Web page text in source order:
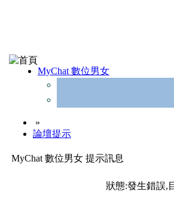
MyChat 數位男女
»
論壇提示
MyChat 數位男女 提示訊息
狀態:發生錯誤,